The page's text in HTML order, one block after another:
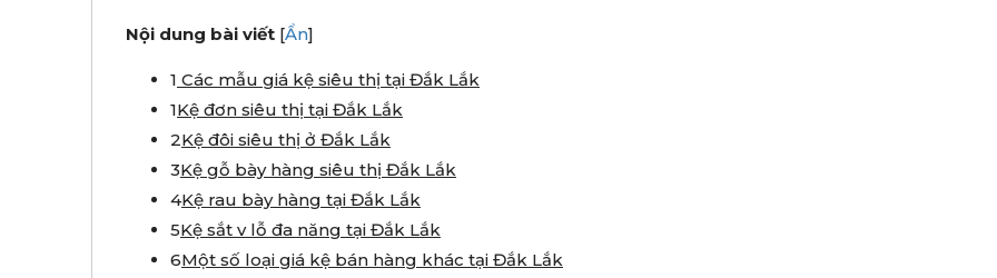
Nội dung bài viết [Ẩn]
1 Các mẫu giá kệ siêu thị tại Đắk Lắk
1Kệ đơn siêu thị tại Đắk Lắk
2Kệ đôi siêu thị ở Đắk Lắk
3Kệ gỗ bày hàng siêu thị Đắk Lắk
4Kệ rau bày hàng tại Đắk Lắk
5Kệ sắt v lỗ đa năng tại Đắk Lắk
6Một số loại giá kệ bán hàng khác tại Đắk Lắk